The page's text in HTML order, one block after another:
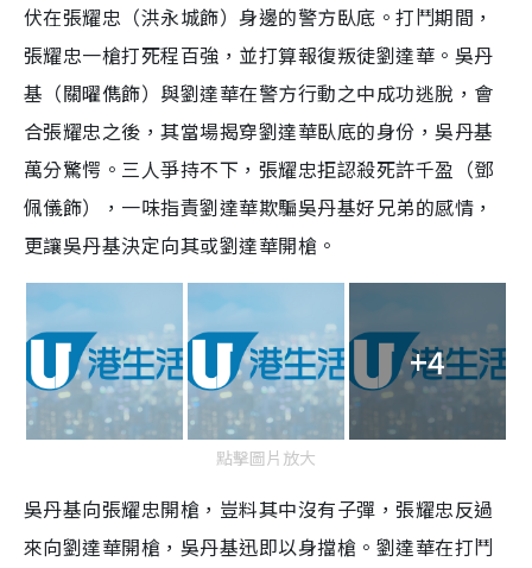
伏在張耀忠（洪永城飾）身邊的警方臥底。打鬥期間，
張耀忠一槍打死程百強，並打算報復叛徒劉達華。吳丹
基（關曜儁飾）與劉達華在警方行動之中成功逃脫，會
合張耀忠之後，其當場揭穿劉達華臥底的身份，吳丹基
萬分驚愕。三人爭持不下，張耀忠拒認殺死許千盈（鄧
佩儀飾），一味指責劉達華欺騙吳丹基好兄弟的感情，
更讓吳丹基決定向其或劉達華開槍。
+4
點擊圖片放大
吳丹基向張耀忠開槍，豈料其中沒有子彈，張耀忠反過
來向劉達華開槍，吳丹基迅即以身擋槍。劉達華在打鬥